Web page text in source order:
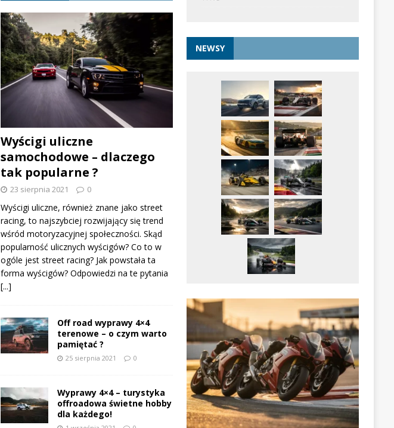
Wyścigi uliczne
samochodowe – dlaczego
tak popularne ?
23 sierpnia 2021 0
Wyścigi uliczne, również znane jako street
racing, to najszybciej rozwijający się trend
wśród motoryzacyjnej społeczności. Skąd
popularność ulicznych wyścigów? Co to w
ogóle jest street racing? Jak powstała ta
forma wyścigów? Odpowiedzi na te pytania
[...]
Off road wyprawy 4×4
terenowe – o czym warto
pamiętać ?
25 sierpnia 2021 0
Wyprawy 4×4 – turystyka
offroadowa świetne hobby
dla każdego!
NEWSY